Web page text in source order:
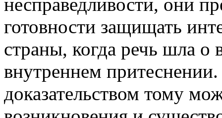
несправедливости, они
готовности защищать
страны, когда речь шла о
внутреннем
доказательством тому